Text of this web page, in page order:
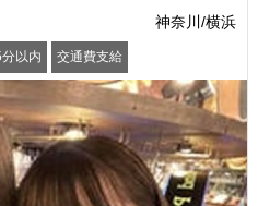
神奈川/横浜
以内 交通費支給